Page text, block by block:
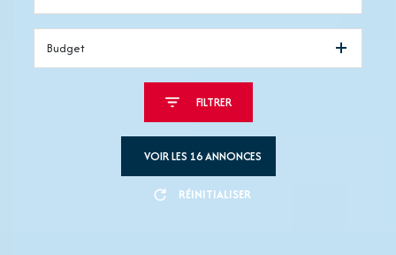
Budget
FILTRER
VOIR LES 16ANNONCES
RÉINITIALISER